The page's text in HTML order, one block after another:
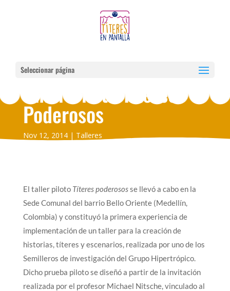
Seleccionar página
Taller Piloto Títeres
Poderosos
Nov 12, 2014 Talleres
El taller piloto Títeres poderososse llevó a cabo en la
Sede Comunal del barrio Bello Oriente (Medellín,
Colombia) y constituyó la primera experiencia de
implementación de un taller para la creación de
historias, títeres y escenarios, realizada por uno de los
Semilleros de investigación del Grupo Hipertrópico.
Dicho prueba piloto se diseñó a partir de la invitación
realizada por el profesor Michael Nitsche, vinculado al